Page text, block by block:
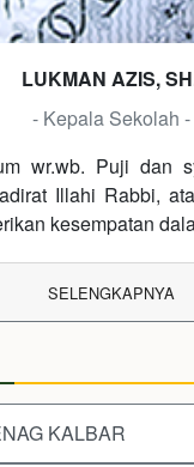
LUKMAN AZIS,
- Kepala Sekolah -
wr.wb. Puji dan
Illahi Rabbi,
kesempatan
SELENGKAPNYA
KALBAR